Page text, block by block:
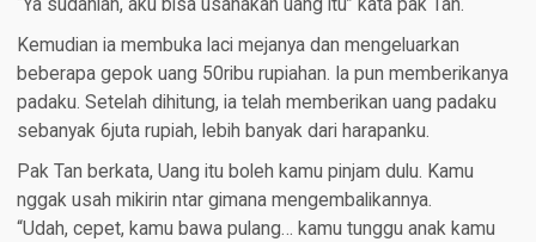
“Ya sudahlah, aku bisa usahakan uang itu” kata pak Tan.
Kemudian ia membuka laci mejanya dan mengeluarkan
beberapa gepok uang 50ribu rupiahan. Ia pun memberikanya
padaku. Setelah dihitung, ia telah memberikan uang padaku
sebanyak 6juta rupiah, lebih banyak dari harapanku.
Pak Tan berkata, Uang itu boleh kamu pinjam dulu. Kamu
nggak usah mikirin ntar gimana mengembalikannya.
“Udah, cepet, kamu bawa pulang… kamu tunggu anak kamu